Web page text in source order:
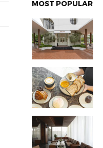
MOST POPULAR